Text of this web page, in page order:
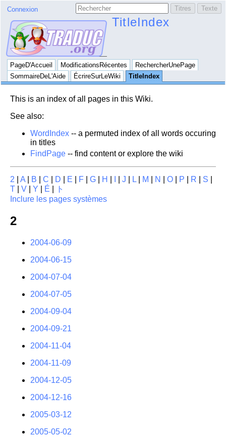
Connexion
TitleIndex
PageD'Accueil ModificationsRécentes
RechercherUnePage
SommaireDeL'Aide
ÉcrireSurLeWiki TitleIndex
This is an index of all pages in this Wiki.
See also:
WordIndex -- a permuted index of all words occuring
in titles
FindPage -- find content or explore the wiki
2 A B C D E F G H J L M N O P R S
T
V Y É
ト
Inclure les pages systèmes
2
2004-06-09
2004-06-15
2004-07-04
2004-07-05
2004-09-04
2004-09-21
2004-11-04
2004-11-09
2004-12-05
2004-12-16
2005-03-12
2005-05-02